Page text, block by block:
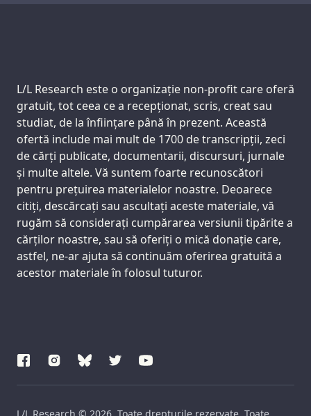
Support us:
L/L Research este o organizație non-profit care oferă
gratuit, tot ceea ce a recepționat, scris, creat sau
studiat, de la înființare până în prezent. Această
ofertă include mai mult de 1700 de transcripții, zeci
de cărți publicate, documentarii, discursuri, jurnale
și multe altele. Vă suntem foarte recunoscători
pentru prețuirea materialelor noastre. Deoarece
citiți, descărcați sau ascultați aceste materiale, vă
rugăm să considerați cumpărarea versiunii tipărite a
cărților noastre, sau să oferiți o mică donație care,
astfel, ne-ar ajuta să continuăm oferirea gratuită a
acestor materiale în folosul tuturor.
L/L Research © 2026. Toate drepturile rezervate. Toate